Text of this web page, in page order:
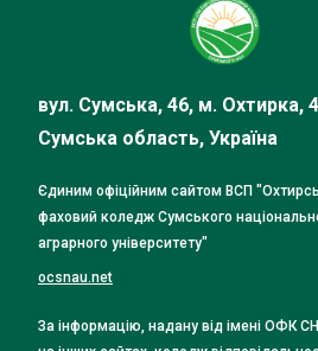
вул. Сумська, 46, м. Охтирка,
Сумська область, Україна
Єдиним офіційним сайтом ВСП
фаховий коледж Сумського
аграрного університету"
ocsnau.net
За інформацію, надану від імені ОФК